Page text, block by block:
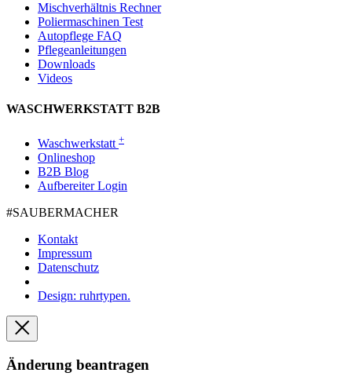
Mischverhältnis Rechner
Poliermaschinen Test
Autopflege FAQ
Pflegeanleitungen
Downloads
Videos
WASCHWERKSTATT B2B
Waschwerkstatt +
Onlineshop
B2B Blog
Aufbereiter Login
#SAUBER­MACHER
Kontakt
Impressum
Datenschutz
Design: ruhrtypen.
Änderung beantragen